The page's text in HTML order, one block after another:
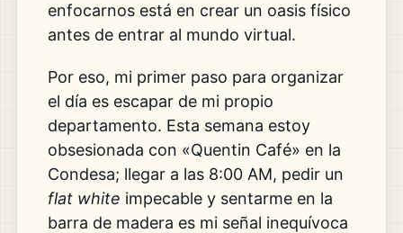
enfocarnos está en crear un oasis físico
antes de entrar al mundo virtual.
Por eso, mi primer paso para organizar
el día es escapar de mi propio
departamento. Esta semana estoy
obsesionada con «Quentin Café» en la
Condesa; llegar a las 8:00 AM, pedir un
flat white impecable y sentarme en la
barra de madera es mi señal inequívoca